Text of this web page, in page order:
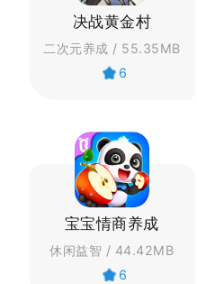
决战黄金村
二次元养成 / 55.35MB
6
宝宝情商养成
休闲益智 / 44.42MB
6